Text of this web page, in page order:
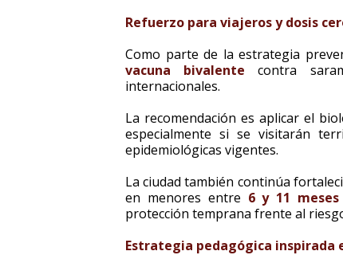
Refuerzo para viajeros y dosis
Como parte de la estrategia
vacuna bivalentecontra
internacionales.
La recomendación es aplicar el
especialmente si se visitarán
epidemiológicas vigentes.
La ciudad también continúa
en menores entre 6 y 11
protección temprana frente al
Estrategia pedagógica inspirada